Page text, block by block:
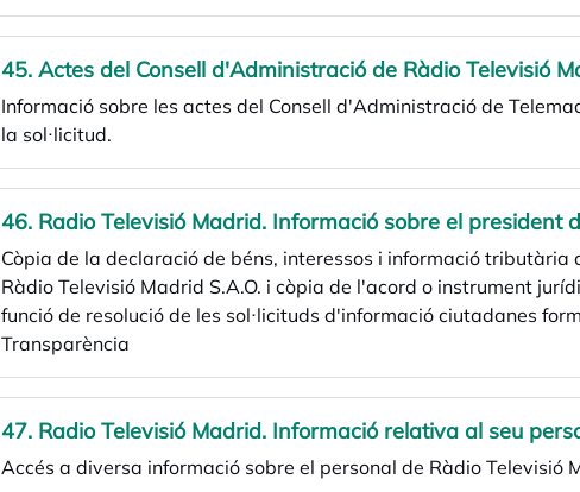
45. Actes del Consell d'Administració de Ràdio Televisió
Informació sobre les actes del Consell d'Administració de
la sol·licitud.
46. Radio Televisió Madrid. Informació sobre el president
Còpia de la declaració de béns, interessos i informació
Ràdio Televisió Madrid S.A.O. i còpia de l'acord o instrument
funció de resolució de les sol·licituds d'informació ciutadanes
Transparència
47. Radio Televisió Madrid. Informació relativa al seu
Accés a diversa informació sobre el personal de Ràdio Televisió